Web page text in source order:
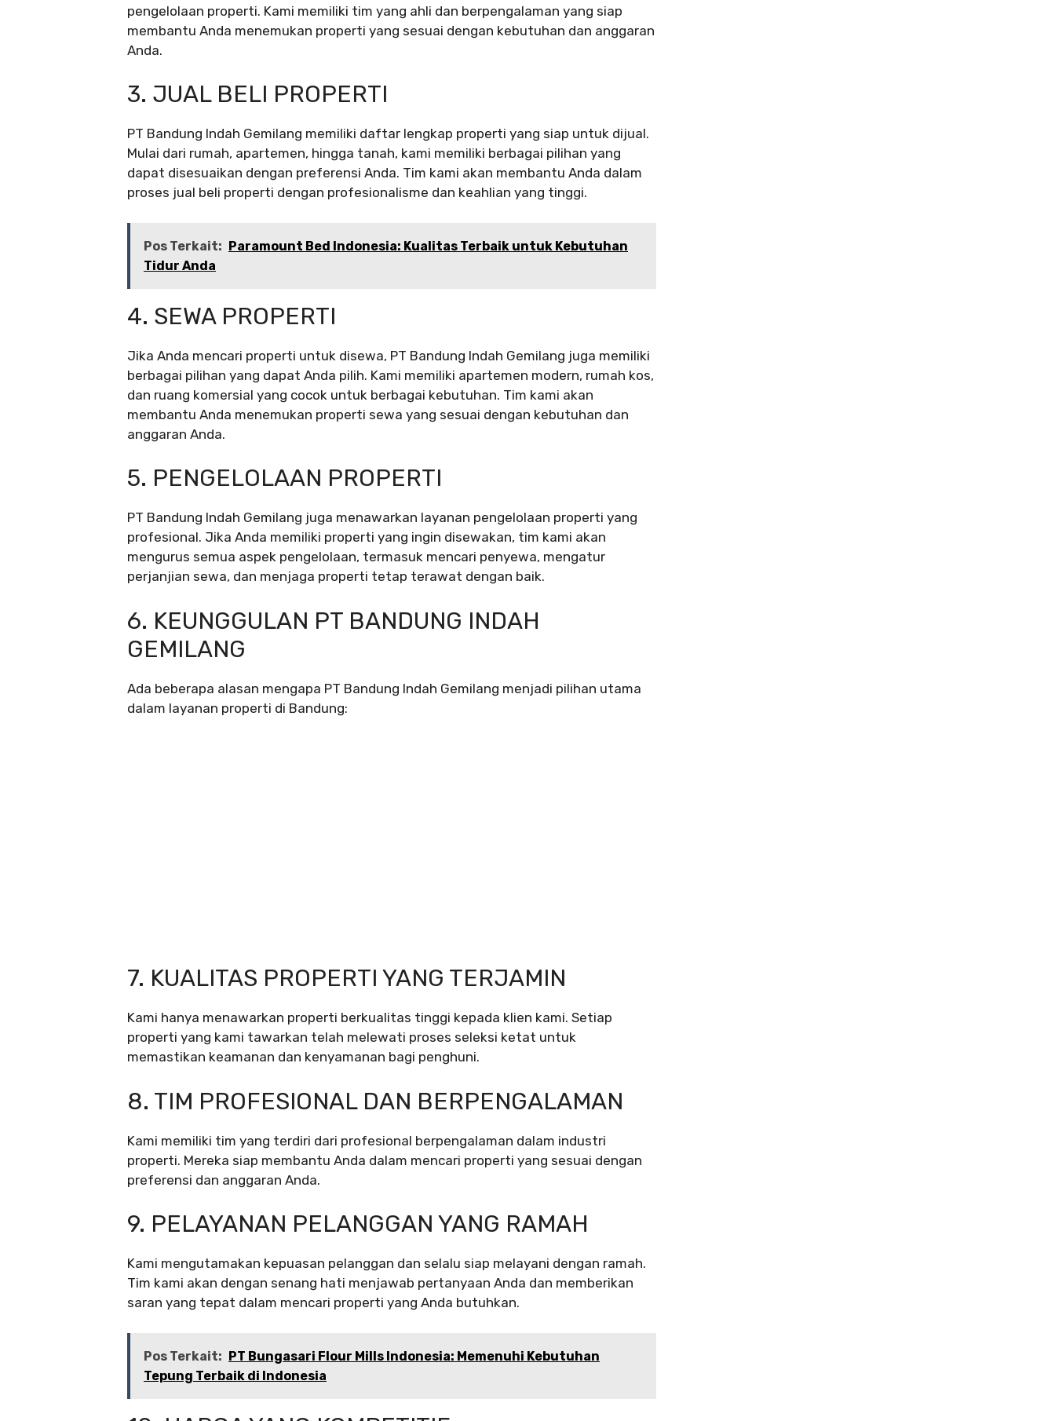
pengelolaan properti. Kami memiliki tim yang ahli dan berpengalaman yang siap
membantu Anda menemukan properti yang sesuai dengan kebutuhan dan anggaran
Anda.
3. JUAL BELI PROPERTI
PT Bandung Indah Gemilang memiliki daftar lengkap properti yang siap untuk dijual.
Mulai dari rumah, apartemen, hingga tanah, kami memiliki berbagai pilihan yang
dapat disesuaikan dengan preferensi Anda. Tim kami akan membantu Anda dalam
proses jual beli properti dengan profesionalisme dan keahlian yang tinggi.
Pos Terkait: Paramount Bed Indonesia: Kualitas Terbaik untuk Kebutuhan
Tidur Anda
4. SEWA PROPERTI
Jika Anda mencari properti untuk disewa, PT Bandung Indah Gemilang juga memiliki
berbagai pilihan yang dapat Anda pilih. Kami memiliki apartemen modern, rumah kos,
dan ruang komersial yang cocok untuk berbagai kebutuhan. Tim kami akan
membantu Anda menemukan properti sewa yang sesuai dengan kebutuhan dan
anggaran Anda.
5. PENGELOLAAN PROPERTI
PT Bandung Indah Gemilang juga menawarkan layanan pengelolaan properti yang
profesional. Jika Anda memiliki properti yang ingin disewakan, tim kami akan
mengurus semua aspek pengelolaan, termasuk mencari penyewa, mengatur
perjanjian sewa, dan menjaga properti tetap terawat dengan baik.
6. KEUNGGULAN PT BANDUNG INDAH
GEMILANG
Ada beberapa alasan mengapa PT Bandung Indah Gemilang menjadi pilihan utama
dalam layanan properti di Bandung:
7. KUALITAS PROPERTI YANG TERJAMIN
Kami hanya menawarkan properti berkualitas tinggi kepada klien kami. Setiap
properti yang kami tawarkan telah melewati proses seleksi ketat untuk
memastikan keamanan dan kenyamanan bagi penghuni.
8. TIM PROFESIONAL DAN BERPENGALAMAN
Kami memiliki tim yang terdiri dari profesional berpengalaman dalam industri
properti. Mereka siap membantu Anda dalam mencari properti yang sesuai dengan
preferensi dan anggaran Anda.
9. PELAYANAN PELANGGAN YANG RAMAH
Kami mengutamakan kepuasan pelanggan dan selalu siap melayani dengan ramah.
Tim kami akan dengan senang hati menjawab pertanyaan Anda dan memberikan
saran yang tepat dalam mencari properti yang Anda butuhkan.
Pos Terkait: PT Bungasari Flour Mills Indonesia: Memenuhi Kebutuhan
Tepung Terbaik di Indonesia